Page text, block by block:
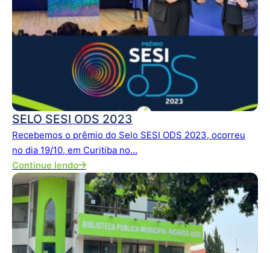
SELO SESI ODS 2023
Recebemos o prêmio do Selo SESI ODS 2023, ocorreu
no dia 19/10, em Curitiba no…
Continue lendo